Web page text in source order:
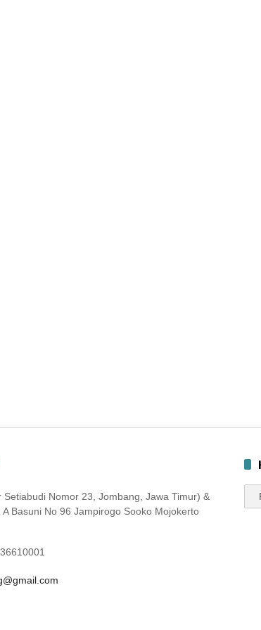
Setiabudi Nomor 23, Jombang, Jawa Timur) &
Basuni No 96 Jampirogo Sooko Mojokerto